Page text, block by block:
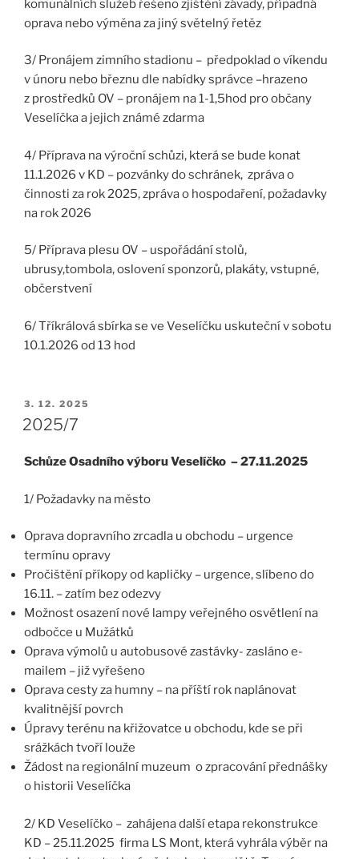
komunálních služeb řešeno zjištění závady, případná
oprava nebo výměna za jiný světelný řetěz
3/ Pronájem zimního stadionu – předpoklad o víkendu
v únoru nebo březnu dle nabídky správce –hrazeno
z prostředků OV – pronájem na 1-1,5hod pro občany
Veselíčka a jejich známé zdarma
4/ Příprava na výroční schůzi, která se bude konat
11.1.2026 v KD – pozvánky do schránek, zpráva o
činnosti za rok 2025, zpráva o hospodaření, požadavky
na rok 2026
5/ Příprava plesu OV – uspořádání stolů,
ubrusy,tombola, oslovení sponzorů, plakáty, vstupné,
občerstvení
6/ Tříkrálová sbírka se ve Veselíčku uskuteční v sobotu
10.1.2026 od 13 hod
PUBLIKOVÁNO
3. 12. 2025
2025/7
Schůze Osadního výboru Veselíčko – 27.11.2025
1/ Požadavky na město
Oprava dopravního zrcadla u obchodu – urgence
termínu opravy
Pročištění příkopy od kapličky – urgence, slíbeno do
16.11. – zatím bez odezvy
Možnost osazení nové lampy veřejného osvětlení na
odbočce u Mužátků
Oprava výmolů u autobusové zastávky- zasláno e-
mailem – již vyřešeno
Oprava cesty za humny – na příští rok naplánovat
kvalitnější povrch
Úpravy terénu na křižovatce u obchodu, kde se při
srážkách tvoří louže
Žádost na regionální muzeum o zpracování přednášky
o historii Veselíčka
2/ KD Veselíčko – zahájena další etapa rekonstrukce
KD – 25.11.2025 firma LS Mont, která vyhrála výběr na